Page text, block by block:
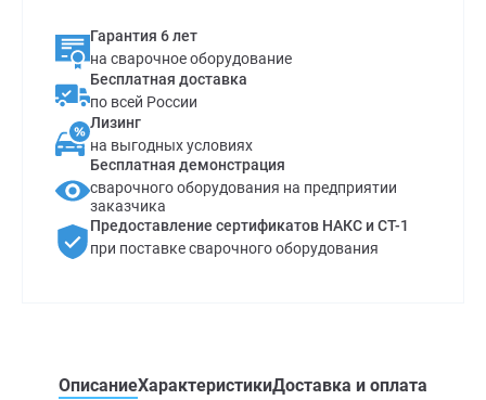
Гарантия 6 лет
на сварочное оборудование
Бесплатная доставка
по всей России
Лизинг
на выгодных условиях
Бесплатная демонстрация
сварочного оборудования на предприятии
заказчика
Предоставление сертификатов НАКС и СТ-1
при поставке сварочного оборудования
ОписаниеХарактеристикиДоставка и оплата